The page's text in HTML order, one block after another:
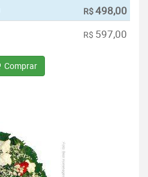
R$498,00
R$ 597,00
Comprar